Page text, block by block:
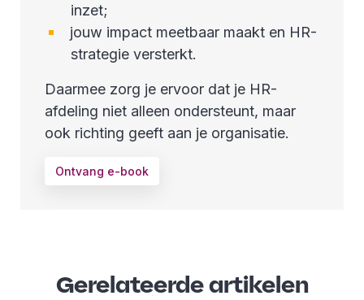
inzet;
jouw impact meetbaar maakt en HR-
strategie versterkt.
Daarmee zorg je ervoor dat je HR-
afdeling niet alleen ondersteunt, maar
ook richting geeft aan je organisatie.
Ontvang e-book
Gerelateerde artikelen